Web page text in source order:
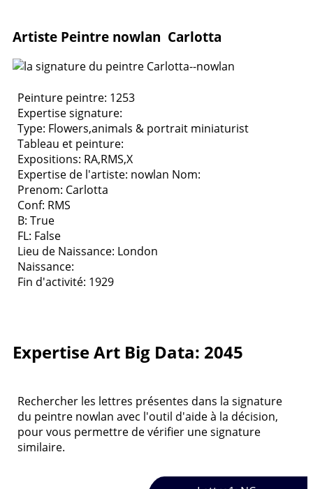
Artiste Peintre nowlan Carlotta
Peinture peintre: 1253
Expertise signature:
Type: Flowers,animals & portrait miniaturist
Tableau et peinture:
Expositions: RA,RMS,X
Expertise de l'artiste: nowlan Nom:
Prenom: Carlotta
Conf: RMS
B: True
FL: False
Lieu de Naissance: London
Naissance:
Fin d'activité: 1929
Expertise Art Big Data: 2045
Rechercher les lettres présentes dans la signature
du peintre nowlan avec l'outil d'aide à la décision,
pour vous permettre de vérifier une signature
similaire.